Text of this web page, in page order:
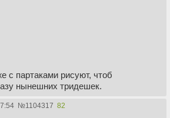
с партаками рисуют, чтоб
нынешних тридешек.
№1104317 82